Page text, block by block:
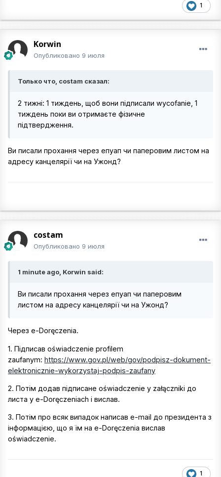
1
Korwin
Опубликовано 9 июля
Только что, costam сказал:
2 тижні: 1 тиждень, щоб вони підписали wycofanie, 1
тиждень поки ви отримаєте фізичне
підтвердження.
Ви писали прохання через епуап чи паперовим листом на
адресу канцелярії чи на Ужонд?
costam
Опубликовано 9 июля
1 minute ago, Korwin said:
Ви писали прохання через епуап чи паперовим
листом на адресу канцелярії чи на Ужонд?
Через e-Doręczenia.
1. Підписав oświadczenie profilem
zaufanym: https://www.gov.pl/web/gov/podpisz-dokument-
elektronicznie-wykorzystaj-podpis-zaufany
2. Потім додав підписане oświadczenie у załączniki до
листа у e-Doręczeniach і вислав.
3. Потім про всяк випадок написав e-mail до президента з
інформацією, що я їм на e-Doręczenia вислав
oświadczenie.
1